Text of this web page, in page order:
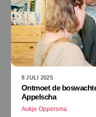
8 JULI 2025
Ontmoet de
Appelscha
Aukje Oppersma